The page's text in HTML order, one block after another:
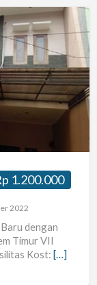
1.200.000
2022
dengan
Timur VII
Kost: […]